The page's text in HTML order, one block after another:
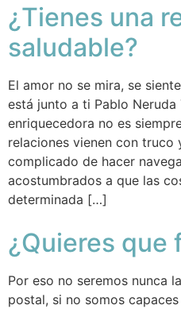
¿Tienes una
saludable?
El amor no se mira, se
está junto a ti Pablo Neruda
enriquecedora no es
relaciones vienen con truco
complicado de hacer
acostumbrados a que las
determinada […]
¿Quieres que
Por eso no seremos nunca
postal, si no somos